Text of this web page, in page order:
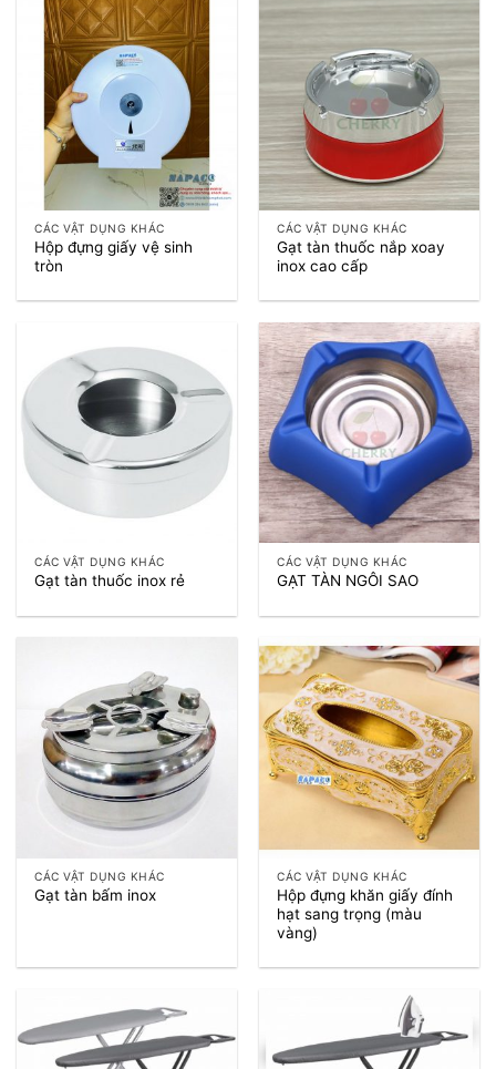
CÁC VẬT DỤNG KHÁC
Hộp đựng giấy vệ sinh
tròn
CÁC VẬT DỤNG KHÁC
Gạt tàn thuốc nắp xoay
inox cao cấp
CÁC VẬT DỤNG KHÁC
Gạt tàn thuốc inox rẻ
CÁC VẬT DỤNG KHÁC
GẠT TÀN NGÔI SAO
CÁC VẬT DỤNG KHÁC
Gạt tàn bấm inox
CÁC VẬT DỤNG KHÁC
Hộp đựng khăn giấy đính
hạt sang trọng (màu
vàng)